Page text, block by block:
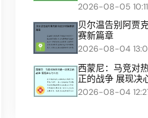
2026-08-05
贝尔温告别阿贾
赛新篇章
2026-08-04
西蒙尼：马竞对
正的战争 展现决
2026-08-04